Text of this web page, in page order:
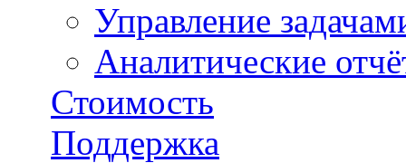
Управление
Аналитические
Стоимость
Поддержка